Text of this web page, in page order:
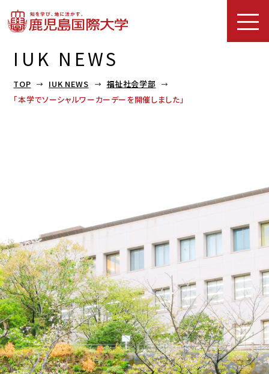
IUK NEWS
TOP IUK NEWS
福祉社会学部
「本学でソーシャルワーカーデーを開催しました」